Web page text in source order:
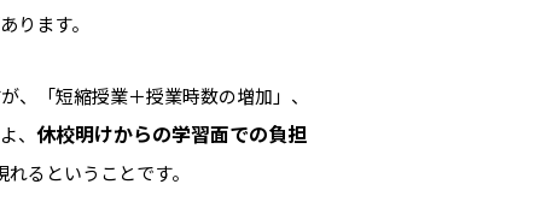
ります。
「短縮授業＋授業時数の増加」、
、 休校明けからの学習面での負担
るということです。